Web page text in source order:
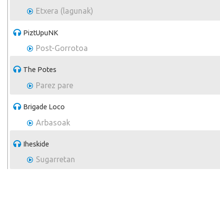
Etxera (lagunak)
PiztUpuNK
Post-Gorrotoa
The Potes
Parez pare
Brigade Loco
Arbasoak
Iheskide
Sugarretan